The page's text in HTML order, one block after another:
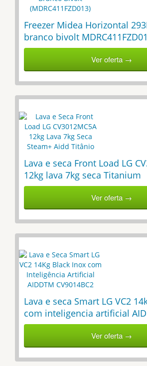
Freezer Midea Horizontal
branco bivolt
Ver oferta →
Lava e seca Front Load LG
12kg lava 7kg seca Titanium
Ver oferta →
Lava e seca Smart LG VC2
com inteligencia artificial
Ver oferta →